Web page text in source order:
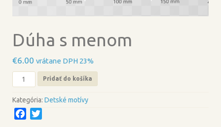
Dúha s menom
€6.00 vrátane DPH 23%
množstvo
Dúha
menom
Pridať do košíka
Kategória: Detské motívy